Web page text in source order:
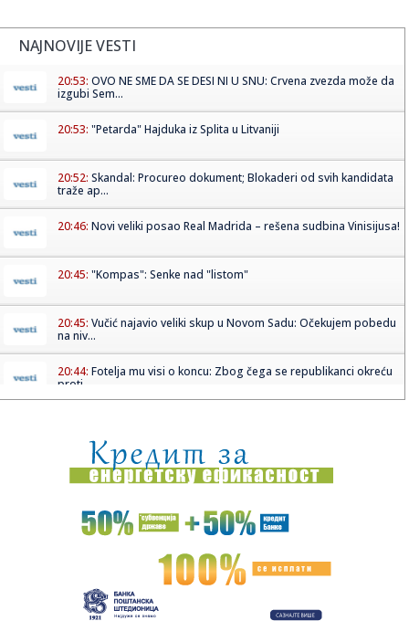
NAJNOVIJE VESTI
20:53: OVO NE SME DA SE DESI NI U SNU: Crvena zvezda može da
izgubi Sem...
20:53: "Petarda" Hajduka iz Splita u Litvaniji
20:52: Skandal: Procureo dokument; Blokaderi od svih kandidata
traže ap...
20:46: Novi veliki posao Real Madrida – rešena sudbina Vinisijusa!
20:45: "Kompas": Senke nad "listom"
20:45: Vučić najavio veliki skup u Novom Sadu: Očekujem pobedu
na niv...
20:44: Fotelja mu visi o koncu: Zbog čega se republikanci okreću
proti...
20:37:PARKER NE ODUSTAJE OD SNA: Želi ono što Asvel čeka
skoro tri d...
20:37:Dragojević će premijeru želeti što pre da zaboravi
Lamborghini Revuelto SV postavio novi rekord na
20:28:Litvanci surovo iskreni: "Niko nije uzbuđen zbog Partizana –